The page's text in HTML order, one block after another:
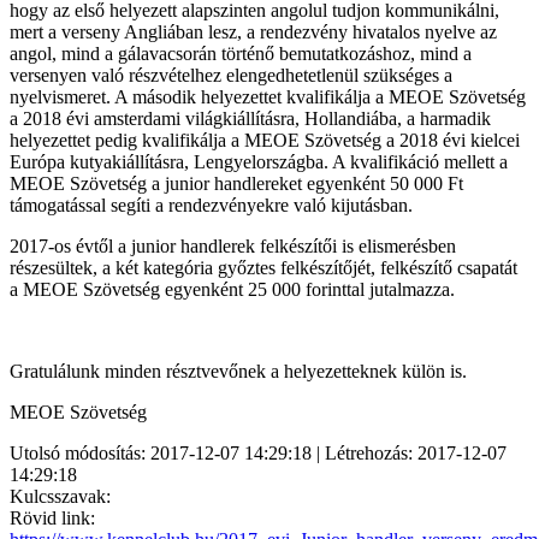
hogy az első helyezett alapszinten angolul tudjon kommunikálni,
mert a verseny Angliában lesz, a rendezvény hivatalos nyelve az
angol, mind a gálavacsorán történő bemutatkozáshoz, mind a
versenyen való részvételhez elengedhetetlenül szükséges a
nyelvismeret. A második helyezettet kvalifikálja a MEOE Szövetség
a 2018 évi amsterdami világkiállításra, Hollandiába, a harmadik
helyezettet pedig kvalifikálja a MEOE Szövetség a 2018 évi kielcei
Európa kutyakiállításra, Lengyelországba. A kvalifikáció mellett a
MEOE Szövetség a junior handlereket egyenként 50 000 Ft
támogatással segíti a rendezvényekre való kijutásban.
2017-os évtől a junior handlerek felkészítői is elismerésben
részesültek, a két kategória győztes felkészítőjét, felkészítő csapatát
a MEOE Szövetség egyenként 25 000 forinttal jutalmazza.
Gratulálunk minden résztvevőnek a helyezetteknek külön is.
MEOE Szövetség
Utolsó módosítás: 2017-12-07 14:29:18 | Létrehozás: 2017-12-07
14:29:18
Kulcsszavak:
Rövid link: